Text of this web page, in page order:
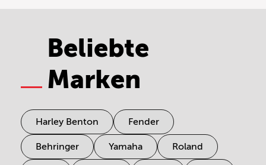
Beliebte
Marken
Harley Benton Fender
Behringer Yamaha Roland